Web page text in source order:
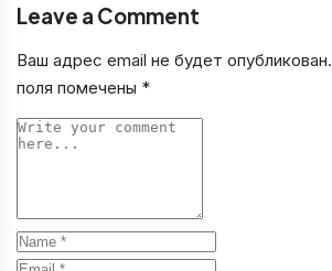
Leave a Comment
Ваш адрес email не будет опубликован.
поля помечены *
Comment
Name